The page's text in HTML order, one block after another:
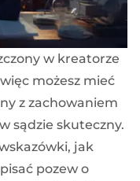
w kreatorze
możesz mieć
z zachowaniem
sądzie skuteczny.
jak
pozew o